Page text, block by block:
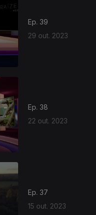
Ep. 39
29 out. 2023
Ep. 38
22 out. 2023
Ep. 37
15 out. 2023